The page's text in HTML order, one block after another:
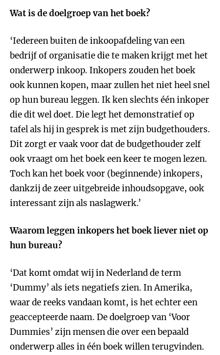
Wat is de doelgroep van het boek?
‘Iedereen buiten de inkoopafdeling van een
bedrijf of organisatie die te maken krijgt met het
onderwerp inkoop. Inkopers zouden het boek
ook kunnen kopen, maar zullen het niet heel snel
op hun bureau leggen. Ik ken slechts één inkoper
die dit wel doet. Die legt het demonstratief op
tafel als hij in gesprek is met zijn budgethouders.
Dit zorgt er vaak voor dat de budgethouder zelf
ook vraagt om het boek een keer te mogen lezen.
Toch kan het boek voor (beginnende) inkopers,
dankzij de zeer uitgebreide inhoudsopgave, ook
interessant zijn als naslagwerk.’
Waarom leggen inkopers het boek liever niet op
hun bureau?
‘Dat komt omdat wij in Nederland de term
‘Dummy’ als iets negatiefs zien. In Amerika,
waar de reeks vandaan komt, is het echter een
geaccepteerde naam. De doelgroep van ‘Voor
Dummies’ zijn mensen die over een bepaald
onderwerp alles in één boek willen terugvinden.